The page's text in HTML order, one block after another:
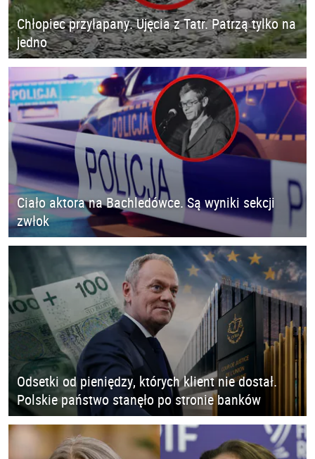
Chłopiec przyłapany. Ujęcia z Tatr. Patrzą tylko na
jedno
Ciało aktora na Bachledówce. Są wyniki sekcji
zwłok
Odsetki od pieniędzy, których klient nie dostał.
Polskie państwo stanęło po stronie banków